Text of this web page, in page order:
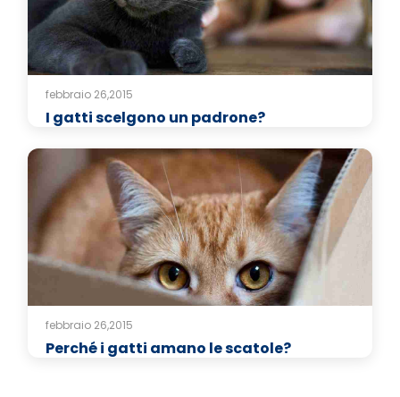
febbraio 26,2015
I gatti scelgono un padrone?
febbraio 26,2015
Perché i gatti amano le scatole?